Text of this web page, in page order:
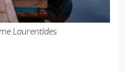
Laurentides